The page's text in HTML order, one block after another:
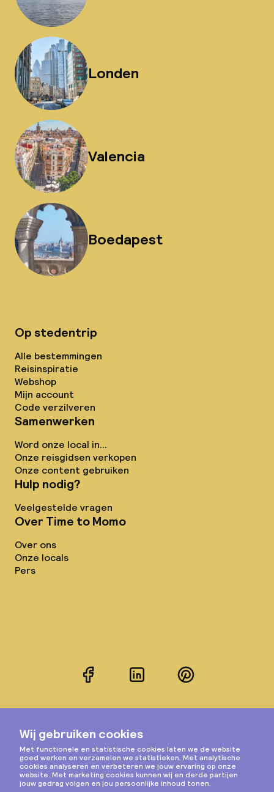
Londen
Valencia
Boedapest
Op stedentrip
Alle bestemmingen
Reisinspiratie
Webshop
Mijn account
Code verzilveren
Samenwerken
Word onze local in...
Onze reisgidsen verkopen
Onze content gebruiken
Hulp nodig?
Veelgestelde vragen
Over Time to Momo
Over ons
Onze locals
Pers
FacebookLinkedInPinterest
Instagram